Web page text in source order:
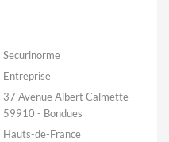
Securinorme
Entreprise
37 Avenue Albert Calmette
59910 - Bondues
Hauts-de-France